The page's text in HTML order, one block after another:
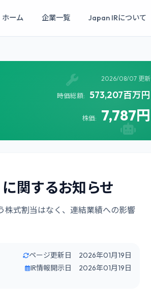
ホーム 企業一覧 Japan IRについて
2026/08/07 更新
時価総額: 573,207百万円
株価: 7,787円
関するお知らせ
株式割当はなく、連結業績への影響
ページ更新日 2026年01月19日
IR情報開示日 2026年01月19日